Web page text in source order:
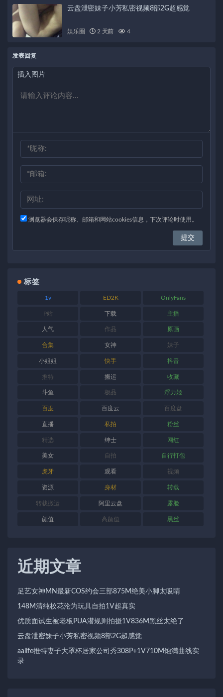
云盘泄密妹子小芳私密视频8部2G超感觉
娱乐圈 2 天前 4
发表回复
插入图片
浏览器会保存昵称、邮箱和网站cookies信息，下次评论时使用。
标签
1v ED2K OnlyFans
P站 下载 主播
人气 作品 原画
合集 女神 妹子
小姐姐 快手 抖音
推特 搬运 收藏
斗鱼 极品 浮力姬
百度 百度云 百度盘
直播 私拍 粉丝
精选 绅士 网红
美女 自拍 自行打包
虎牙 观看 视频
资源 身材 转载
转载搬运 阿里云盘 露脸
颜值 高颜值 黑丝
近期文章
足艺女神MN最新COS约会三部875M绝美小脚太吸睛
148M清纯校花沦为玩具自拍1V超真实
优质面试生被老板PUA潜规则拍摄1V836M黑丝太绝了
云盘泄密妹子小芳私密视频8部2G超感觉
aalife推特妻子大罩杯居家公司秀308P+1V710M饱满曲线实
录